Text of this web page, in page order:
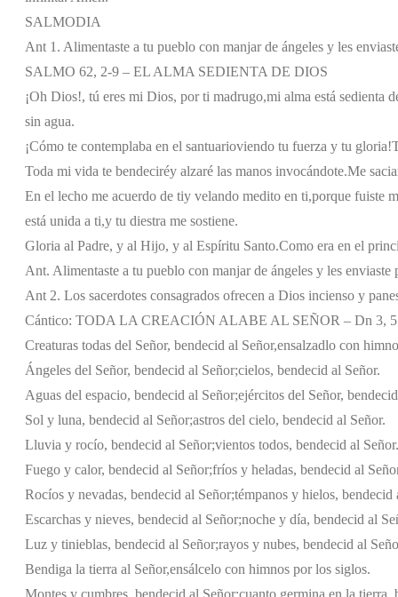
SALMODIA
Ant 1. Alimentaste a tu pueblo con manjar de ángeles y les
SALMO 62, 2-9 – EL ALMA SEDIENTA DE DIOS
¡Oh Dios!, tú eres mi Dios, por ti madrugo,mi alma está sedienta
sin agua.
¡Cómo te contemplaba en el santuarioviendo tu fuerza y tu gloria!
Toda mi vida te bendeciréy alzaré las manos invocándote.Me
En el lecho me acuerdo de tiy velando medito en ti,porque fuiste
está unida a ti,y tu diestra me sostiene.
Gloria al Padre, y al Hijo, y al Espíritu Santo.Como era en el
Ant. Alimentaste a tu pueblo con manjar de ángeles y les
Ant 2. Los sacerdotes consagrados ofrecen a Dios incienso y
Cántico: TODA LA CREACIÓN ALABE AL SEÑOR – Dn 3,
Creaturas todas del Señor, bendecid al Señor,ensalzadlo con
Ángeles del Señor, bendecid al Señor;cielos, bendecid al Señor.
Aguas del espacio, bendecid al Señor;ejércitos del Señor,
Sol y luna, bendecid al Señor;astros del cielo, bendecid al Señor.
Lluvia y rocío, bendecid al Señor;vientos todos, bendecid al Señor.
Fuego y calor, bendecid al Señor;fríos y heladas, bendecid al
Rocíos y nevadas, bendecid al Señor;témpanos y hielos, bendecid
Escarchas y nieves, bendecid al Señor;noche y día, bendecid al
Luz y tinieblas, bendecid al Señor;rayos y nubes, bendecid al
Bendiga la tierra al Señor,ensálcelo con himnos por los siglos.
Montes y cumbres, bendecid al Señor;cuanto germina en la tierra,